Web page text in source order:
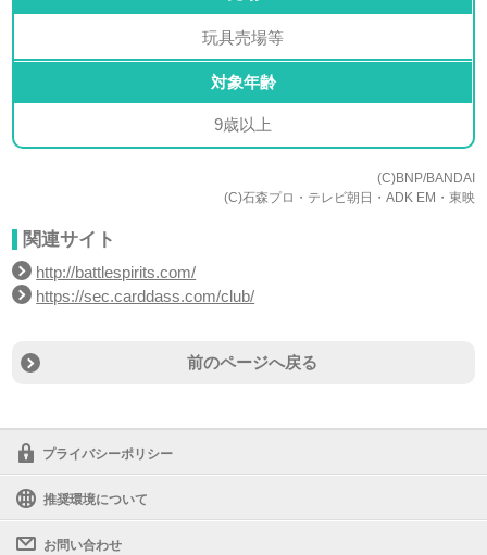
玩具売場等
対象年齢
9歳以上
(C)BNP/BANDAI
(C)石森プロ・テレビ朝日・ADK EM・東映
関連サイト
http://battlespirits.com/
https://sec.carddass.com/club/
前のページへ戻る
プライバシーポリシー
推奨環境について
お問い合わせ